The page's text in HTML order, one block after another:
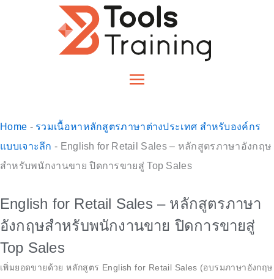
Home - รวมเนื้อหาหลักสูตรภาษาต่างประเทศ สำหรับองค์กร
แบบเจาะลึก - English for Retail Sales – หลักสูตรภาษาอังกฤษ
สำหรับพนักงานขาย ปิดการขายสู่ Top Sales
English for Retail Sales – หลักสูตรภาษา
อังกฤษสำหรับพนักงานขาย ปิดการขายสู่
Top Sales
เพิ่มยอดขายด้วย หลักสูตร English for Retail Sales (อบรมภาษาอังกฤษ